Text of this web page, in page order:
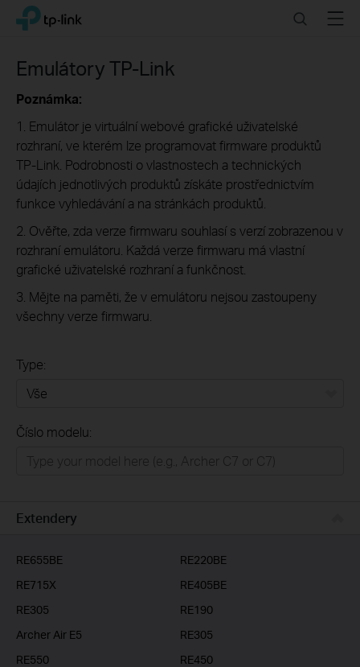
Click
navigation
TP-Link, Reliably Smart SearchMenu
Emulátory TP-Link
Poznámka:
1. Emulátor je virtuální webové grafické uživatelské
rozhraní, ve kterém lze programovat firmware produktů
TP-Link. Podrobnosti o vlastnostech a technických
údajích jednotlivých produktů získáte prostřednictvím
funkce vyhledávání a na stránkách produktů.
2. Ověřte, zda verze firmwaru souhlasí s verzí zobrazenou v
rozhraní emulátoru. Každá verze firmwaru má vlastní
grafické uživatelské rozhraní a funkčnost.
3. Mějte na paměti, že v emulátoru nejsou zastoupeny
všechny verze firmwaru.
Type:
Business
Číslo modelu:
Extendery
RE655BE
RE220BE
RE715X
RE405BE
RE305
RE190
Archer Air E5
RE305
RE550
RE450